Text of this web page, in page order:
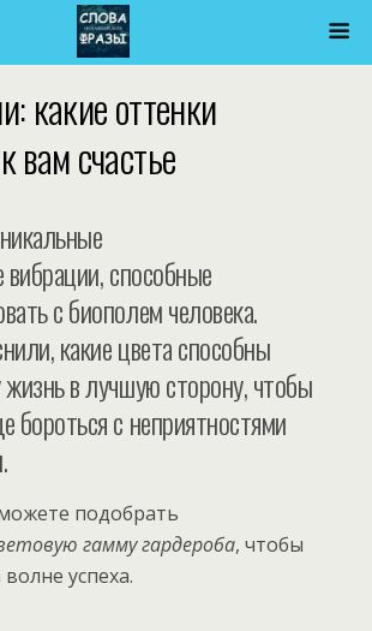
какие оттенки
вам счастье
вибрации, способные
с биополем человека.
какие цвета способны
в лучшую сторону, чтобы
бороться с неприятностями
подобрать
гамму гардероба, чтобы
успеха.